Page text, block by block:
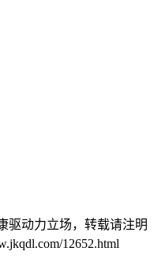
驱动力立场，转载请注明
12652.html